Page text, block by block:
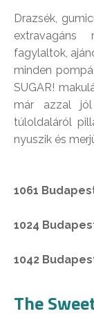
Drazsék,
extravagáns
fagylaltok,
minden
SUGAR!
már azzal
túloldaláról
nyuszik és
1061
1024
1042
The